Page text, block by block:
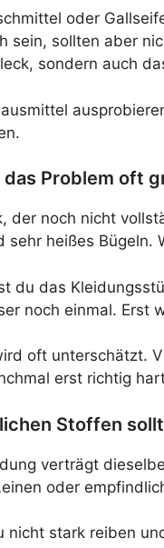
oder
sein, sollten aber
sondern auch
Problem oft
der noch nicht
sehr heißes
du das
noch einmal. Erst
oft unterschätzt.
erst richtig
Stoffen
verträgt
oder
nicht stark reiben